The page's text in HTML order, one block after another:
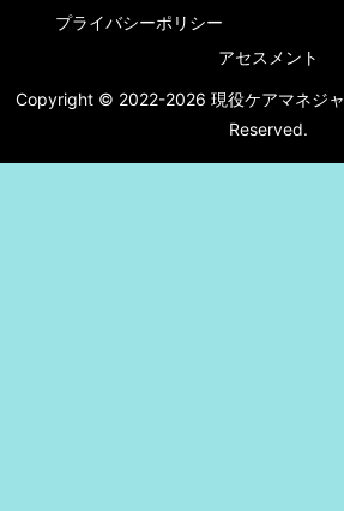
プライバシーポリシー
アセスメント
Copyright © 2022-2026 現役ケアマネジ
Reserved.